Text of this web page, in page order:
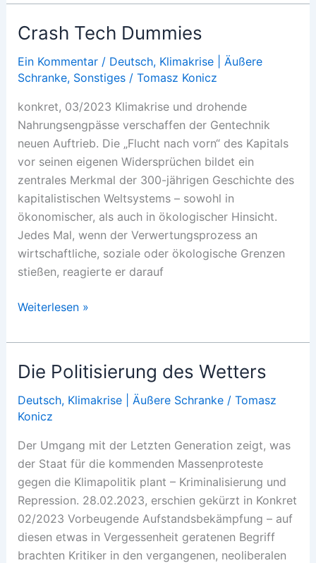
Crash Tech Dummies
Ein Kommentar / Deutsch, Klimakrise | Äußere
Schranke, Sonstiges/ Tomasz Konicz
konkret, 03/2023 Klimakrise und drohende
Nahrungsengpässe verschaffen der Gentechnik
neuen Auftrieb. Die „Flucht nach vorn“ des Kapitals
vor seinen eigenen Widersprüchen bildet ein
zentrales Merkmal der 300-jährigen Geschichte des
kapitalistischen Weltsystems – sowohl in
ökonomischer, als auch in ökologischer Hinsicht.
Jedes Mal, wenn der Verwertungsprozess an
wirtschaftliche, soziale oder ökologische Grenzen
stießen, reagierte er darauf
Crash
Dummies
Weiterlesen »
Die Politisierung des Wetters
Deutsch, Klimakrise | Äußere Schranke/ Tomasz
Konicz
Der Umgang mit der Letzten Generation zeigt, was
der Staat für die kommenden Massenproteste
gegen die Klimapolitik plant – Kriminalisierung und
Repression. 28.02.2023, erschien gekürzt in Konkret
02/2023 Vorbeugende Aufstandsbekämpfung – auf
diesen etwas in Vergessenheit geratenen Begriff
brachten Kritiker in den vergangenen, neoliberalen